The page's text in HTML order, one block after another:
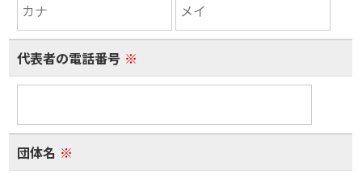
代表者の電話番号 ※
団体名 ※